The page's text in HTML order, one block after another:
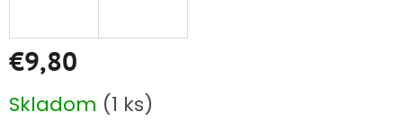
€9,80
cena:
Skladom (1 ks)